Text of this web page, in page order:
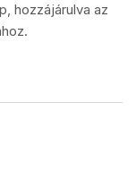
hozzájárulva az